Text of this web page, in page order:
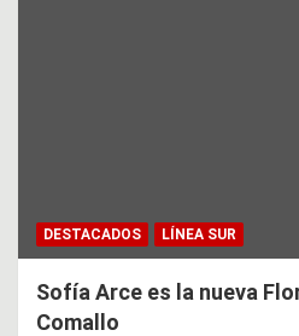
DESTACADOS LÍNEA SUR
Sofía Arce es la nueva
Comallo